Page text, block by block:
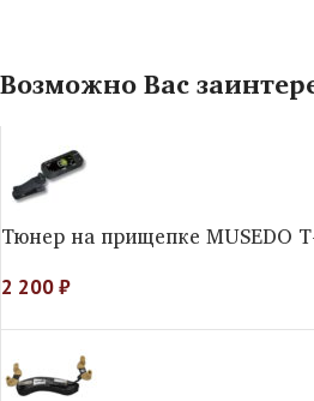
Возможно Вас
Тюнер на прищепке MUSEDO
2 200₽